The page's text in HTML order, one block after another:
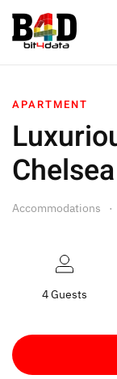
APARTMENT
Chelsea
Accommodations
4 Guests